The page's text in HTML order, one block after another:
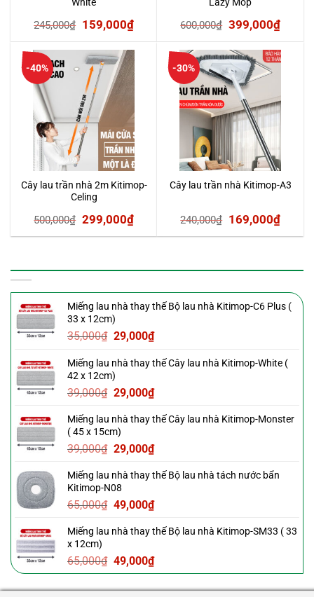
Miếng lau nhà thay thế Bộ lau nhà Kitimop-C6 Plus (
33 x 12cm)
35,000₫ Giá
là:
35,000₫.
29,000₫Giá
tại
29,000₫.
Miếng lau nhà thay thế Cây lau nhà Kitimop-White (
42 x 12cm)
39,000₫ Giá
là:
39,000₫.
29,000₫Giá
tại
29,000₫.
Miếng lau nhà thay thế Cây lau nhà Kitimop-Monster
( 45 x 15cm)
39,000₫ Giá
là:
39,000₫.
29,000₫Giá
tại
29,000₫.
Miếng lau nhà thay thế Bộ lau nhà tách nước bẩn
Kitimop-N08
65,000₫ Giá
là:
49,000₫Giá
tại
49,000₫.
Miếng lau nhà thay thế Bộ lau nhà Kitimop-SM33 ( 33
x 12cm)
65,000₫ Giá
gốc
là:
49,000₫Giá
hiện
tại
White
245,000₫ Giá
gốc
là:
245,000₫.
159,000₫Giá
hiện
tại
là:
159,000₫.
Lazy Mop
600,000₫ Giá
gốc
là:
600,000₫.
399,000₫Giá
hiện
tại
-40%
Cây lau trần nhà 2m Kitimop-
Celing
500,000₫ Giá
gốc
500,000₫.
299,000₫Giá
hiện
là:
299,000₫.
-30%
Cây lau trần nhà Kitimop-A3
240,000₫ Giá
gốc
240,000₫.
169,000₫Giá
hiện
là: